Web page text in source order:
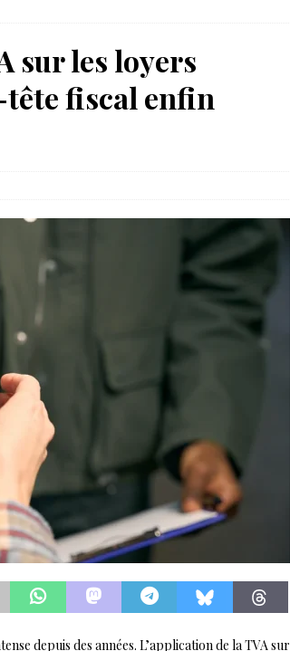
sur les loyers
tête fiscal enfin
depuis des années. L’application de la TVA sur